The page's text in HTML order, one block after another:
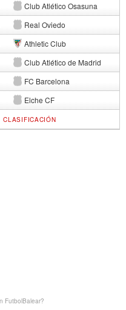
Club Atlético Osasuna
Real Oviedo
Athletic Club
Club Atlético de Madrid
FC Barcelona
Elche CF
CLASIFICACIÓN
FutbolBalear?